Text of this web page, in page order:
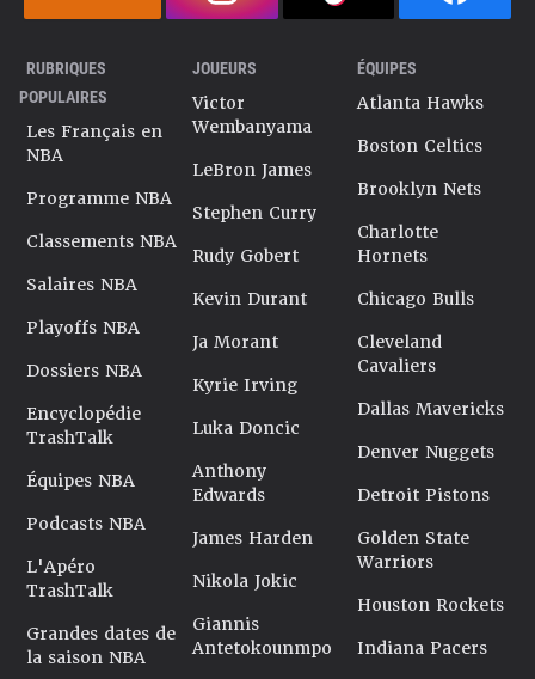
RUBRIQUES
POPULAIRES
Les Français en
NBA
Programme NBA
Classements NBA
Salaires NBA
Playoffs NBA
Dossiers NBA
Encyclopédie
TrashTalk
Équipes NBA
Podcasts NBA
L'Apéro
TrashTalk
Grandes dates de
la saison NBA
JOUEURS
Victor
Wembanyama
LeBron James
Stephen Curry
Rudy Gobert
Kevin Durant
Ja Morant
Kyrie Irving
Luka Doncic
Anthony
Edwards
James Harden
Nikola Jokic
Giannis
Antetokounmpo
ÉQUIPES
Atlanta Hawks
Boston Celtics
Brooklyn Nets
Charlotte
Hornets
Chicago Bulls
Cleveland
Cavaliers
Dallas Mavericks
Denver Nuggets
Detroit Pistons
Golden State
Warriors
Houston Rockets
Indiana Pacers